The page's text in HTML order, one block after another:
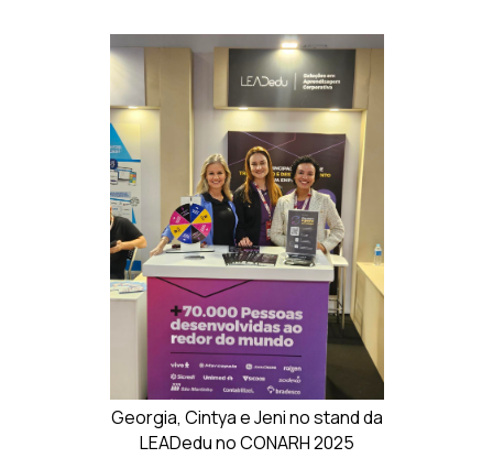
Georgia, Cintya e Jeni no stand da
LEADedu no CONARH 2025